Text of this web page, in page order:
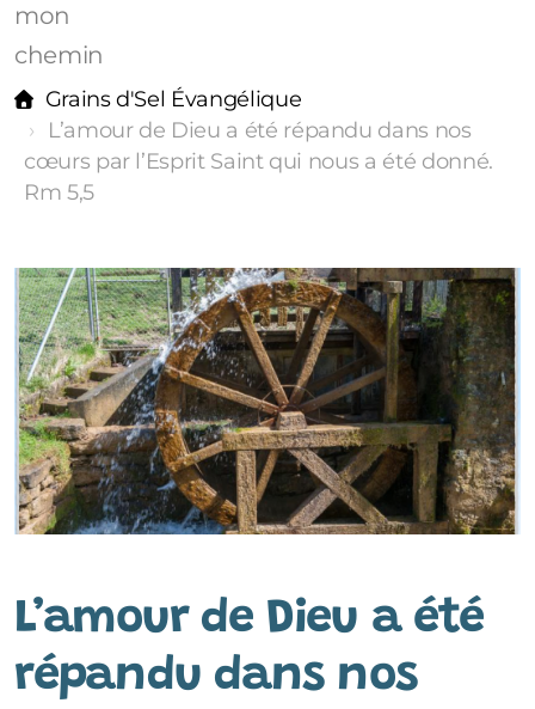
mon
chemin
Grains d'Sel Évangélique
L’amour de Dieu a été répandu dans nos
cœurs par l’Esprit Saint qui nous a été donné.
Rm 5,5
L’amour de Dieu a été
répandu dans nos